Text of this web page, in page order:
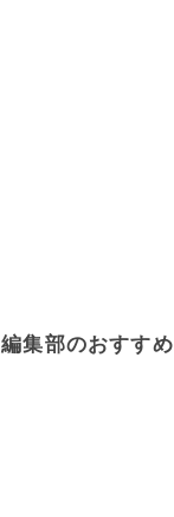
編集部のおすすめ